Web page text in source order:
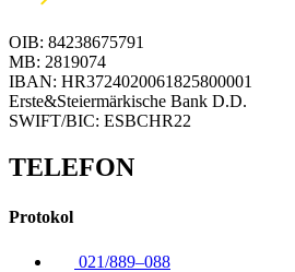
OIB: 84238675791
MB: 2819074
IBAN: HR3724020061825800001
Erste&Steiermärkische Bank D.D.
SWIFT/BIC: ESBCHR22
TELEFON
Protokol
021/889–088